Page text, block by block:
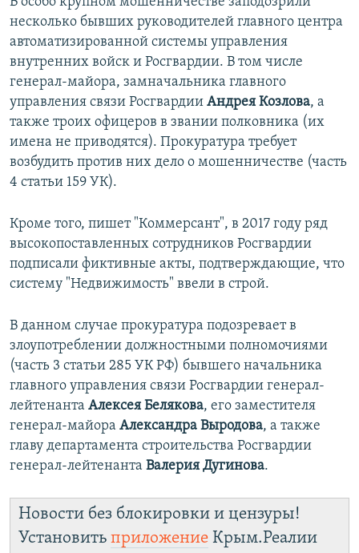
несколько бывших руководителей главного центра
автоматизированной системы управления
внутренних войск и Росгвардии. В том числе
генерал-майора, замначальника главного
управления связи Росгвардии Андрея Козлова, а
также троих офицеров в звании полковника (их
имена не приводятся). Прокуратура требует
возбудить против них дело о мошенничестве (часть
4 статьи 159 УК).
Кроме того, пишет "Коммерсант", в 2017 году ряд
высокопоставленных сотрудников Росгвардии
подписали фиктивные акты, подтверждающие, что
систему "Недвижимость" ввели в строй.
В данном случае прокуратура подозревает в
злоупотреблении должностными полномочиями
(часть 3 статьи 285 УК РФ) бывшего начальника
главного управления связи Росгвардии генерал-
лейтенанта Алексея Белякова, его заместителя
генерал-майора Александра Выродова, а также
главу департамента строительства Росгвардии
генерал-лейтенанта Валерия Дугинова.
Новости без блокировки и цензуры!
Установить приложение Крым.Реалии